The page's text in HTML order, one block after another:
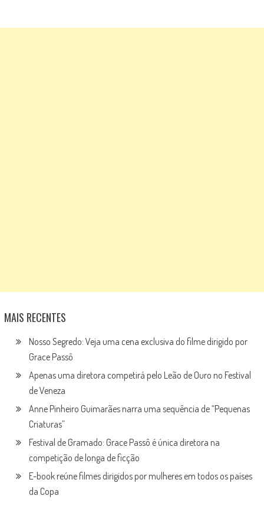
MAIS RECENTES
Nosso Segredo: Veja uma cena exclusiva do filme dirigido por
Grace Passô
Apenas uma diretora competirá pelo Leão de Ouro no Festival
de Veneza
Anne Pinheiro Guimarães narra uma sequência de “Pequenas
Criaturas”
Festival de Gramado: Grace Passô é única diretora na
competição de longa de ficção
E-book reúne filmes dirigidos por mulheres em todos os países
da Copa